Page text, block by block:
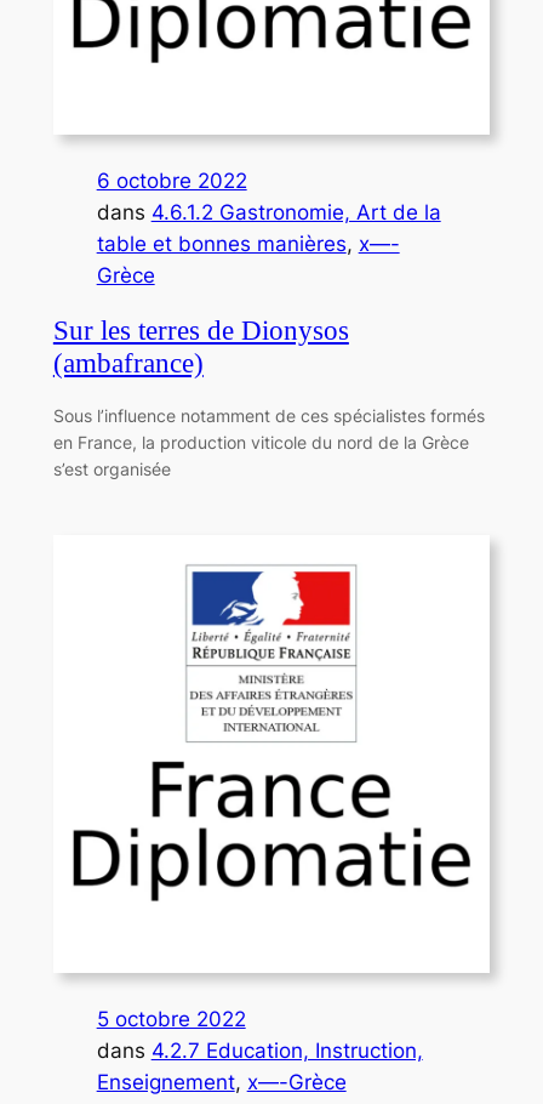
6 octobre 2022
dans 4.6.1.2 Gastronomie, Art de la
table et bonnes manières, x—-
Grèce
Sur les terres de Dionysos
(ambafrance)
Sous l’influence notamment de ces spécialistes formés
en France, la production viticole du nord de la Grèce
s’est organisée
5 octobre 2022
dans 4.2.7 Education, Instruction,
Enseignement, x—-Grèce